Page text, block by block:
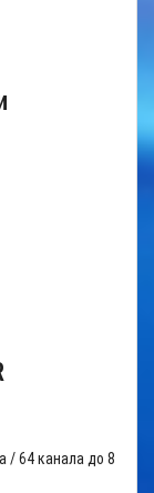
/ 64 канала до 8